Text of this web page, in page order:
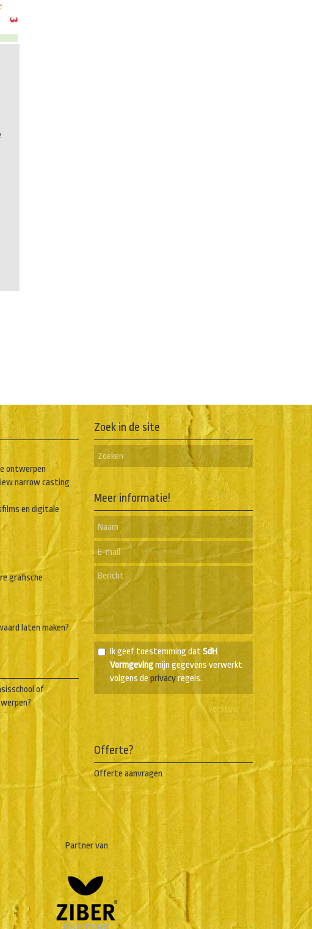
ontwerpen
narrow casting
en digitale
grafische
laten maken?
of
Zoek in de site
Meer informatie!
Ik geef toestemming datSdH
Vormgevingmijn gegevens verwerkt
volgens de privacyregels.
Offerte?
Offerte aanvragen
Partner van